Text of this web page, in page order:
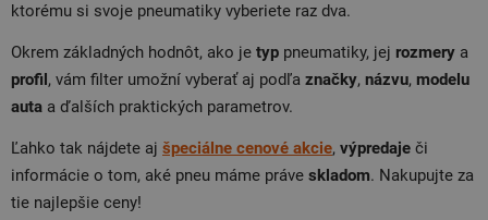
ktorému si svoje pneumatiky vyberiete raz dva.
Okrem základných hodnôt, ako je typ pneumatiky, jej rozmery a
profil, vám filter umožní vyberať aj podľa značky, názvu, modelu
auta a ďalších praktických parametrov.
Ľahko tak nájdete aj špeciálne cenové akcie, výpredaje či
informácie o tom, aké pneu máme práve skladom. Nakupujte za
tie najlepšie ceny!